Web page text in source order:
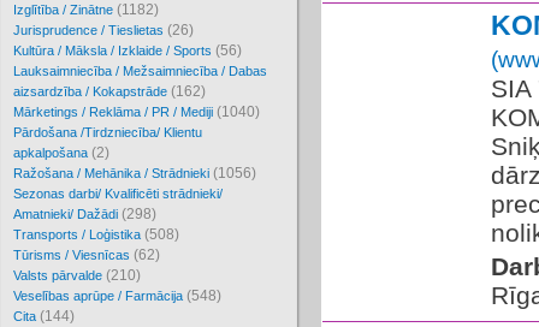
Izglītība / Zinātne (1182)
Jurisprudence / Tieslietas (26)
Kultūra / Māksla / Izklaide / Sports (56)
Lauksaimniecība / Mežsaimniecība / Dabas
aizsardzība / Kokapstrāde (162)
Mārketings / Reklāma / PR / Mediji (1040)
Pārdošana /Tirdzniecība/ Klientu
apkalpošana (2)
Ražošana / Mehānika / Strādnieki (1056)
Sezonas darbi/ Kvalificēti strādnieki/
Amatnieki/ Dažādi (298)
Transports / Loģistika (508)
Tūrisms / Viesnīcas (62)
Valsts pārvalde (210)
Veselības aprūpe / Farmācija (548)
Cita (144)
SIA